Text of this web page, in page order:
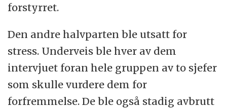
forstyrret.
Den andre halvparten ble utsatt for
stress. Underveis ble hver av dem
intervjuet foran hele gruppen av to sjefer
som skulle vurdere dem for
forfremmelse. De ble også stadig avbrutt